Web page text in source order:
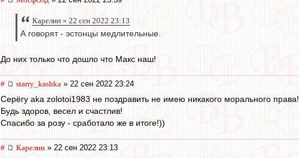
Карелин » 22 сен 2022 23:13
А говорят - эстонцы медлительные.
До них только что дошло что Макс наш!
# starry_kashka » 22 сен 2022 23:24
Серёгу aka zolotoi1983 не поздравить не имею никакого морального права!
Будь здоров, весел и счастлив!
Спасибо за розу - сработало же в итоге!))
# Карелин » 22 сен 2022 23:13